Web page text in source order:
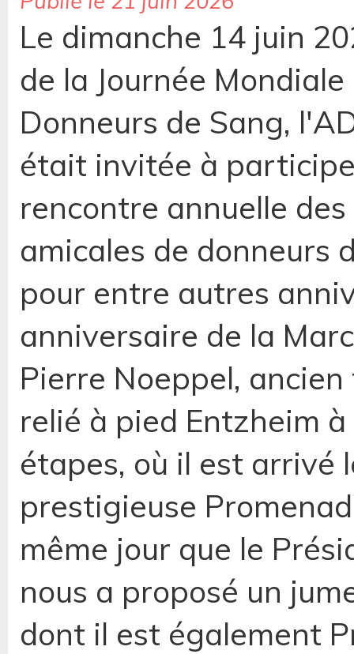
Le dimanche 14 juin
de la Journée Mondiale
Donneurs de Sang,
était invitée à
rencontre annuelle des
amicales de donneurs
pour entre autres
anniversaire de la
Pierre Noeppel,
relié à pied Entzheim
étapes, où il est arrivé
prestigieuse
même jour que le
nous a proposé un
dont il est également